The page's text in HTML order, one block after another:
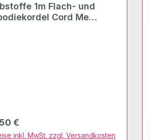
1m Flach- und
Cord Me
Preis:
€
inkl. MwSt. zzgl. Versandkosten